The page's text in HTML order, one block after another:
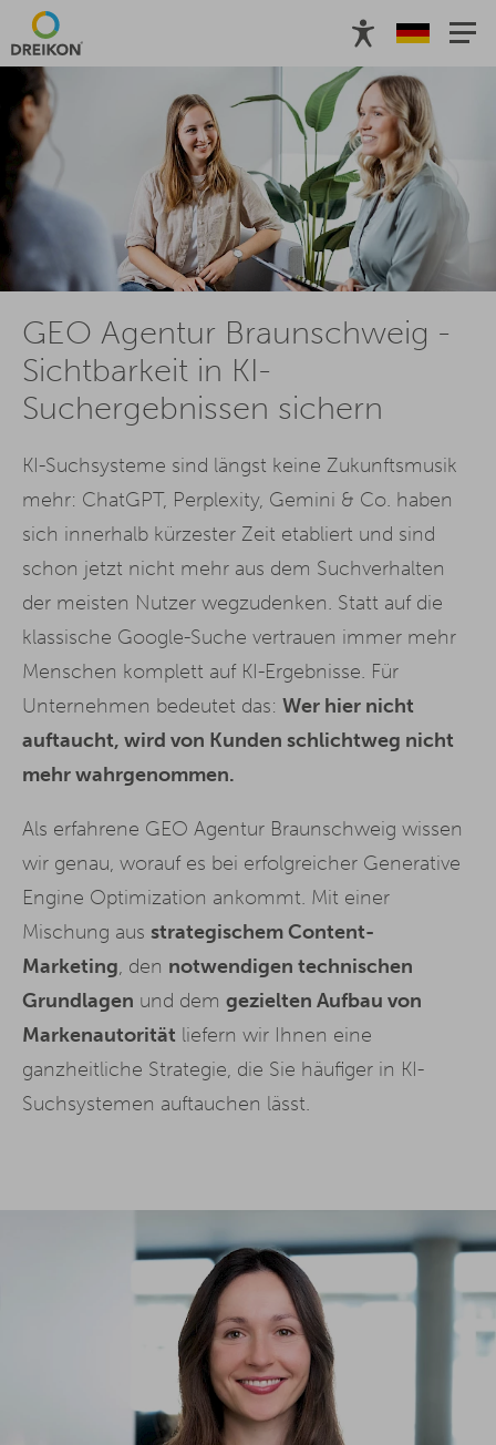
GEO Agentur Braunschweig -
Sichtbarkeit in KI-
Suchergebnissen sichern
KI-Suchsysteme sind längst keine Zukunftsmusik
mehr: ChatGPT, Perplexity, Gemini & Co. haben
sich innerhalb kürzester Zeit etabliert und sind
schon jetzt nicht mehr aus dem Suchverhalten
der meisten Nutzer wegzudenken. Statt auf die
klassische Google-Suche vertrauen immer mehr
Menschen komplett auf KI-Ergebnisse. Für
Unternehmen bedeutet das: Wer hier nicht
auftaucht, wird von Kunden schlichtweg nicht
mehr wahrgenommen.
Als erfahrene GEO Agentur Braunschweig wissen
wir genau, worauf es bei erfolgreicher Generative
Engine Optimization ankommt. Mit einer
Mischung aus strategischem Content-
Marketing, den notwendigen technischen
Grundlagen und dem gezielten Aufbau von
Markenautorität liefern wir Ihnen eine
ganzheitliche Strategie, die Sie häufiger in KI-
Suchsystemen auftauchen lässt.
Relevanz von GEO Referenzen Leistungen